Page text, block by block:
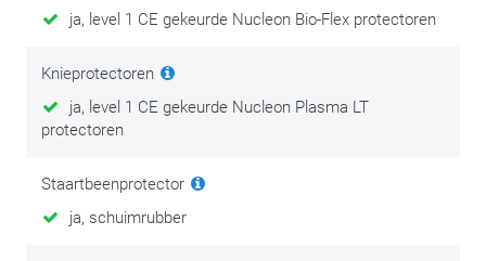
Er is onderhoudskleding en dan is er kledingonderhoud.
persoonlijke veiligheid. Investeer na je aankoop dan ook in het
onderhoud ervan en geniet extra lang van je spullen.
ja, level 1 CE gekeurde Nucleon Bio-Flex protectoren
Knieprotectoren
ja, level 1 CE gekeurde Nucleon Plasma LT
protectoren
Staartbeenprotector
ja, schuimrubber